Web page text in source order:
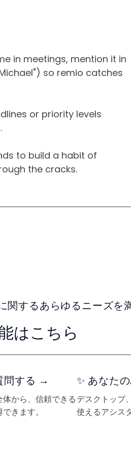
in meetings, mention it in
so remio catches
or priority levels
to build a habit of
the cracks.
関するあらゆるニーズを
はこちら
問する →
から、信頼できる
きます。
✨ あなた
デスクトップ
使えるアシス